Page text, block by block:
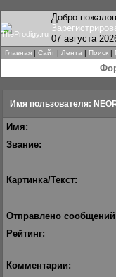
Добро
07 августа
Главная | Сайт | Лента | Поиск |
Имя пользователя:
Имя:
Звание:
Картинка/Текст:
Отправлено
Рейтинг:
Комментарии: